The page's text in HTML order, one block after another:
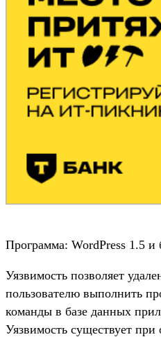
Программа: WordPress 1.5 и
Уязвимость позволяет
пользователю выполнить
команды в базе данных
Уязвимость существует при